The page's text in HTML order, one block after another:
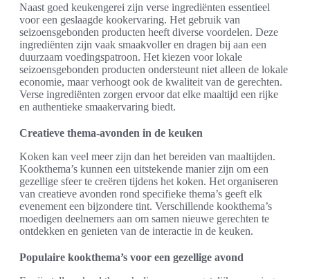
Naast goed keukengerei zijn verse ingrediënten essentieel
voor een geslaagde kookervaring. Het gebruik van
seizoensgebonden producten heeft diverse voordelen. Deze
ingrediënten zijn vaak smaakvoller en dragen bij aan een
duurzaam voedingspatroon. Het kiezen voor lokale
seizoensgebonden producten ondersteunt niet alleen de lokale
economie, maar verhoogt ook de kwaliteit van de gerechten.
Verse ingrediënten zorgen ervoor dat elke maaltijd een rijke
en authentieke smaakervaring biedt.
Creatieve thema-avonden in de keuken
Koken kan veel meer zijn dan het bereiden van maaltijden.
Kookthema’s kunnen een uitstekende manier zijn om een
gezellige sfeer te creëren tijdens het koken. Het organiseren
van creatieve avonden rond specifieke thema’s geeft elk
evenement een bijzondere tint. Verschillende kookthema’s
moedigen deelnemers aan om samen nieuwe gerechten te
ontdekken en genieten van de interactie in de keuken.
Populaire kookthema’s voor een gezellige avond